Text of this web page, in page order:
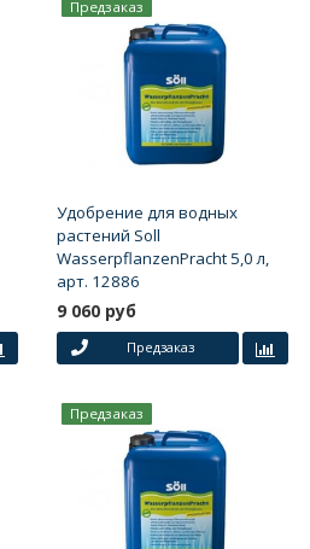
Предзаказ
Удобрение для водных
растений Soll
WasserpflanzenPracht 5,0 л,
арт. 12886
9 060 руб
Предзаказ
Предзаказ